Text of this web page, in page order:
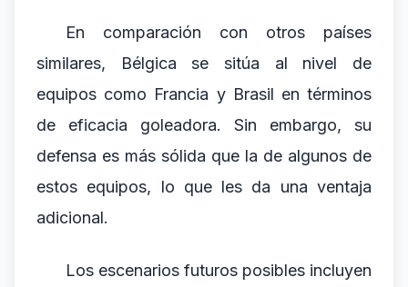
En comparación con otros países
similares, Bélgica se sitúa al nivel de
equipos como Francia y Brasil en términos
de eficacia goleadora. Sin embargo, su
defensa es más sólida que la de algunos de
estos equipos, lo que les da una ventaja
adicional.
Los escenarios futuros posibles incluyen